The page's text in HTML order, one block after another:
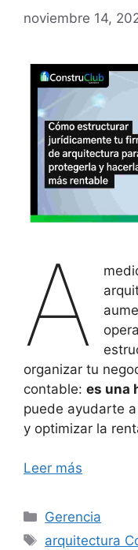
noviembre 14,
A
organizar tu
contable: es una
puede ayudarte
y optimizar la
Leer más
Categorías
Gerencia
Etiquetas
arquitectura